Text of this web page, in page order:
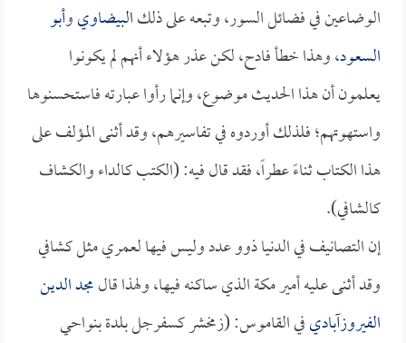
الوضاعين في فضائل السور، وتبعه على ذلكالبيضاويوأبو
السعود، وهذا خطأ فادح، لكن عذر هؤلاء أنهم لم يكونوا
يعلمون أن هذا الحديث موضوع، وإنما رأوا عبارته فاستحسنوها
واستهوتهم؛ فلذلك أوردوه في تفاسيرهم، وقد أثنى المؤلف على
هذا الكتاب ثناءً عطراً، فقد قال فيه: (الكتب كالداء والكشاف
كالشافي).
إن التصانيف في الدنيا ذوو عدد وليس فيها لعمري مثل كشافي
وقد أثنى عليه أمير مكة الذي ساكنه فيها، ولهذا قالمجد الدين
الفيروزآباديفي القاموس: (زمخشر كسفرجل بلدة بنواحي